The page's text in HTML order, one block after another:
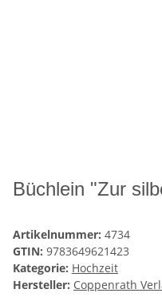
Büchlein "Zur
Artikelnummer: 4734
GTIN: 9783649621423
Kategorie: Hochzeit
Hersteller: Coppenrath